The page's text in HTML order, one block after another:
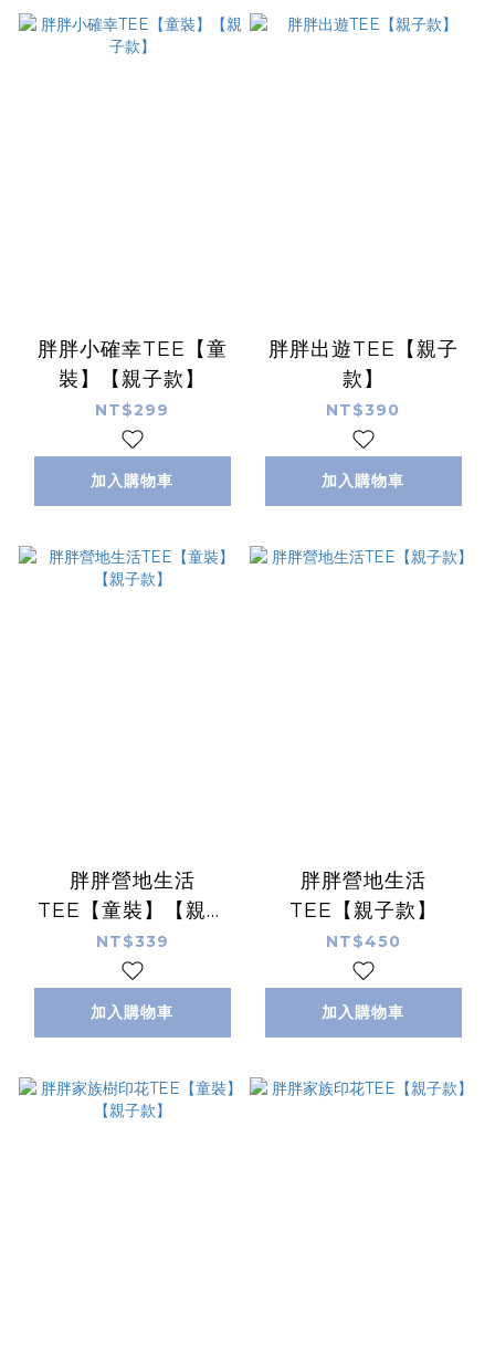
胖胖小確幸TEE【童
裝】【親子款】
NT$299
加入購物車
胖胖出遊TEE【親子
款】
NT$390
加入購物車
胖胖營地生活
TEE【童裝】【親子
款】
NT$339
加入購物車
胖胖營地生活
TEE【親子款】
NT$450
加入購物車